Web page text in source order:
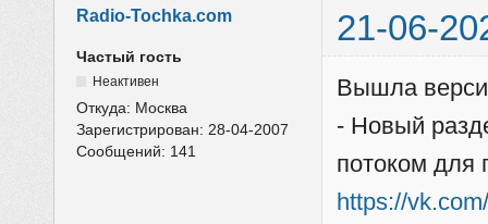
Radio-Tochka.com 21-06-
Частый гость
Неактивен
Откуда: Москва
Зарегистрирован:28-04-2007
Сообщений: 141
Вышла
- Новый
потоком для
https://